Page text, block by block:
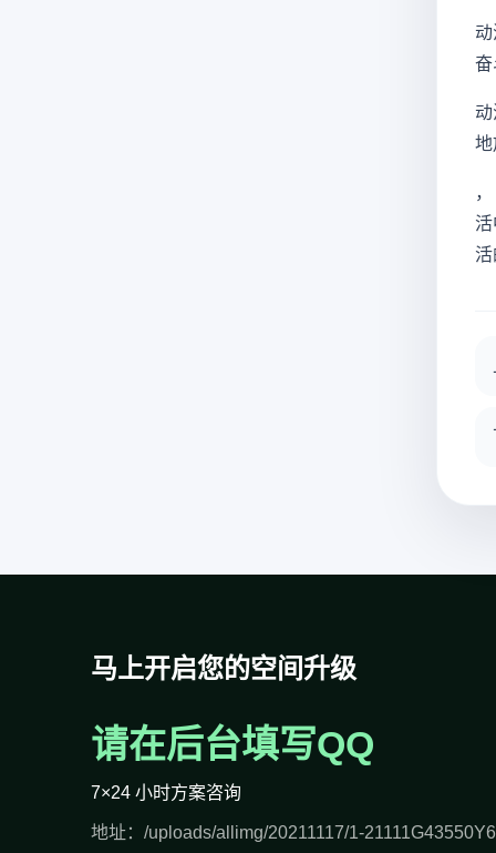
动
奋
动
地
马上开启您的空间升级
请在后台填写QQ
7×24 小时方案咨询
地址：/uploads/allimg/20211117/1-